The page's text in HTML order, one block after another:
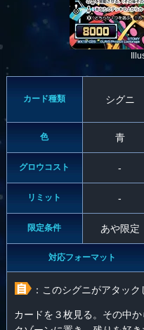
カード種類 シグニ
色 青
グロウコスト -
リミット -
限定条件 あや限定
対応フォーマット
：このシグニがアタッ
カードを３枚見る。その中か